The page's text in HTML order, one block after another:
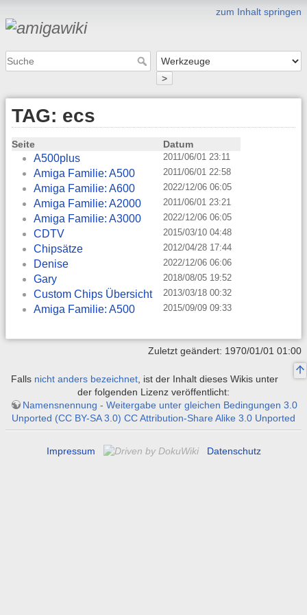
zum Inhalt springen
>
TAG: ecs
Seite Datum
A500plus 2011/06/01 23:11
Amiga Familie: A500 2011/06/01 22:58
Amiga Familie: A600 2022/12/06 06:05
Amiga Familie: A2000 2011/06/01 23:21
Amiga Familie: A3000 2022/12/06 06:05
CDTV 2015/03/10 04:48
Chipsätze 2012/04/28 17:44
Denise 2022/12/06 06:06
Gary 2018/08/05 19:52
Custom Chips Übersicht 2013/03/18 00:32
Amiga Familie: A500 2015/09/09 09:33
Zuletzt geändert: 1970/01/01 01:00
Falls nicht anders bezeichnet , ist der Inhalt dieses Wikis unter
der folgenden Lizenz veröffentlicht:
Namensnennung - Weitergabe unter gleichen Bedingungen 3.0
Unported (CC BY-SA 3.0) CC Attribution-Share Alike 3.0 Unported
Impressum Datenschutz